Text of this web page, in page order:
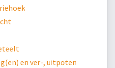
en ver-, uitpoten